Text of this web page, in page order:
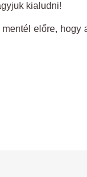
kialudni!
előre, hogy